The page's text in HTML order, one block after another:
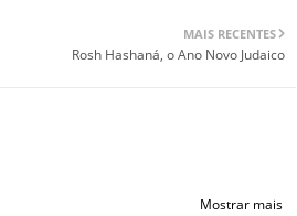
MAIS RECENTES
Rosh Hashaná, o Ano Novo Judaico
Mostrar mais